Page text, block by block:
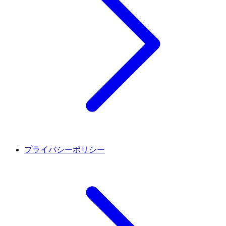
プライバシーポリシー